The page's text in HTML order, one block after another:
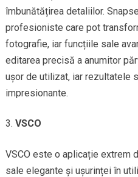
îmbunătățirea detaliilor.
profesioniste care pot
fotografie, iar funcțiile sale
editarea precisă a anumitor
ușor de utilizat, iar rezultatele
impresionante.
VSCO
VSCO este o aplicație extrem
sale elegante și ușurinței în